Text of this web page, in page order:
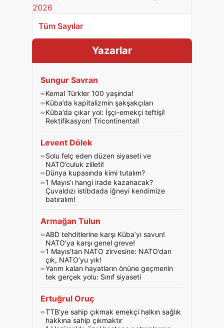
Tüm Sayılar
Yazarlar
Sungur Savran
Kemal Türkler 100 yaşında!
Küba’da kapitalizmin şakşakçıları
Küba’da çıkar yol: İşçi-emekçi teftişi!
Rektifikasyon! Tricontinental!
Levent Dölek
Solu felç eden düzen siyaseti ve
NATO’culuk zilleti!
Dünya kupasında kimi tutalım?
1 Mayıs’ı hangi irade kazanacak?
Çuvaldızı istibdada iğneyi kendimize
batıralım!
Armağan Tulun
ABD tehditlerine karşı Küba’yı savun!
NATO’ya karşı genel greve!
1 Mayıs’tan NATO zirvesine: NATO’dan
çık, NATO’yu yık!
Yarım kalan hayatların önüne geçmenin
tek gerçek yolu: Sınıf siyaseti
Ertuğrul Oruç
TTB’ye sahip çıkmak emekçi halkın sağlık
hakkına sahip çıkmaktır